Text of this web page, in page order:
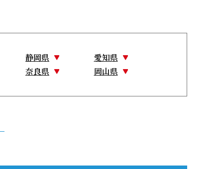
静岡県
愛知県
奈良県
岡山県